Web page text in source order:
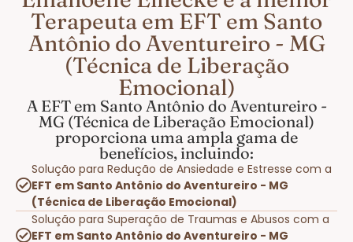
Terapeuta em EFT em Santo
Antônio do Aventureiro - MG
(Técnica de Liberação
Emocional)
A EFT em Santo Antônio do Aventureiro -
MG (Técnica de Liberação Emocional)
proporciona uma ampla gama de
benefícios, incluindo:
Solução para Redução de Ansiedade e Estresse com a
EFT em Santo Antônio do Aventureiro - MG
(Técnica de Liberação Emocional)
Solução para Superação de Traumas e Abusos com a
EFT em Santo Antônio do Aventureiro - MG